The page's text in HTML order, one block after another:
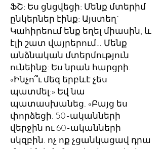
ՖՇ: Ես ցնցվեցի: Մենք մտերիմ
ընկերներ էինք: Այստեղ`
Կահիրեում ենք եղել միասին, և
էլի շատ վայրերում… Մենք
անձնական մտերմություն
ունեինք: Ես նրան հարցրի.
«Ինչո՞ւ մեզ երբևէ չես
պատմել:» Եվ նա
պատասխանեց. «Բայց ես
փորձեցի. 50-ականների
վերջին ու 60-ականների
սկզբին. ոչ ոք չցանկացավ դրա